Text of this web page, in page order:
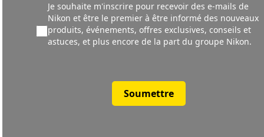
Je souhaite m'inscrire pour recevoir des e-mails de
Nikon et être le premier à être informé des nouveaux
produits,événements, offres exclusives, conseils et
astuces, et plus encore de la part du groupe Nikon.
Soumettre